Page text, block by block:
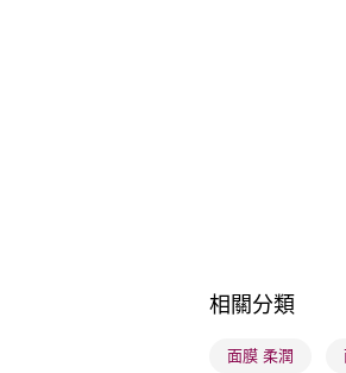
相關分類
面膜 柔潤